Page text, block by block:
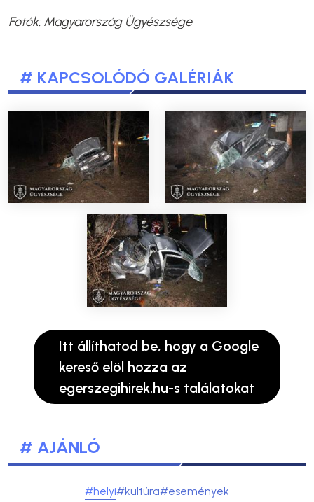
Fotók: Magyarország Ügyészsége
# KAPCSOLÓDÓ GALÉRIÁK
Itt állíthatod be, hogy a Google
kereső elöl hozza az
egerszegihirek.hu-s találatokat
# AJÁNLÓ
#helyi#kultúra#események